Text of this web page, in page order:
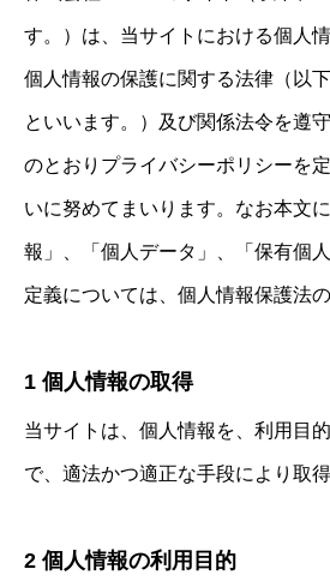
す。）は、当サイトにおける個人
個人情報の保護に関する法律（以
といいます。）及び関係法令を遵
のとおりプライバシーポリシーを
いに努めてまいります。なお本文
報」、「個人データ」、「保有個
定義については、個人情報保護法
1 個人情報の取得
当サイトは、個人情報を、利用目
で、適法かつ適正な手段により取得
2 個人情報の利用目的